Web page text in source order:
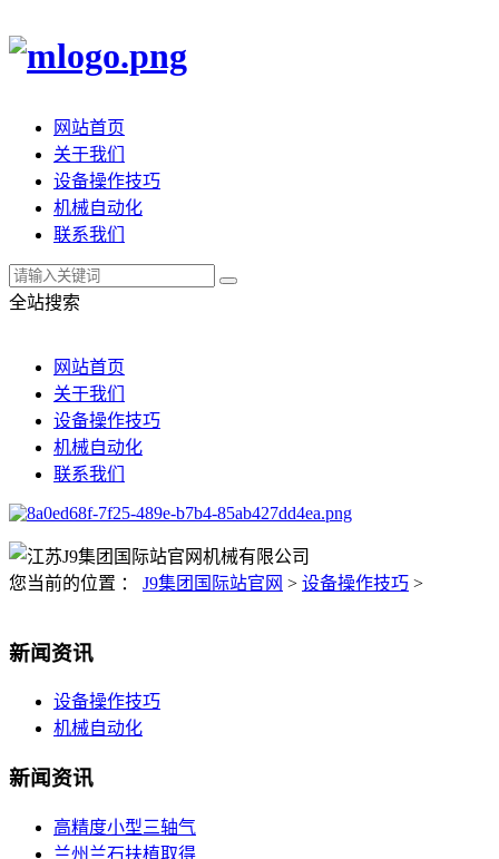
网站首页
关于我们
设备操作技巧
机械自动化
联系我们
全站搜索
网站首页
关于我们
设备操作技巧
机械自动化
联系我们
您当前的位置 ： J9集团国际站官网 > 设备操作技巧 >
新闻资讯
设备操作技巧
机械自动化
新闻资讯
高精度小型三轴气
兰州兰石扶植取得